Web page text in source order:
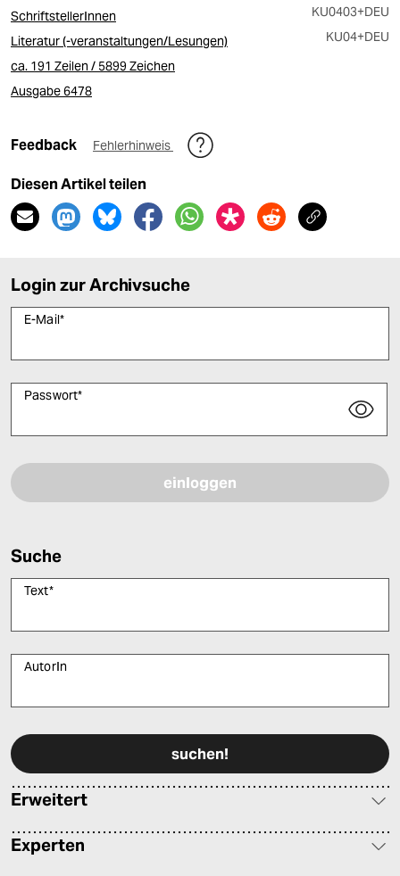
SchriftstellerInnen
KU0403+DEU
Literatur (-veranstaltungen/Lesungen)
KU04+DEU
ca. 191 Zeilen / 5899 Zeichen
Ausgabe 6478
Feedback Fehlerhinweis
Diesen Artikel teilen
Login zur Archivsuche
E-Mail*
Passwort*
Suche
Text*
AutorIn
Erweitert
Experten